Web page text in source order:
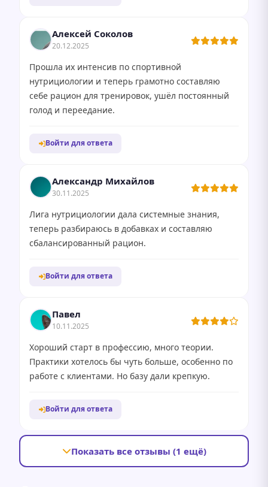
Алексей Соколов
20.12.2025
Прошла их интенсив по спортивной
нутрициологии и теперь грамотно составляю
себе рацион для тренировок, ушёл постоянный
голод и переедание.
Войти для ответа
Александр Михайлов
30.11.2025
Лига нутрициологии дала системные знания,
теперь разбираюсь в добавках и составляю
сбалансированный рацион.
Войти для ответа
Павел
10.11.2025
Хороший старт в профессию, много теории.
Практики хотелось бы чуть больше, особенно по
работе с клиентами. Но базу дали крепкую.
Войти для ответа
Показать все отзывы (1 ещё)